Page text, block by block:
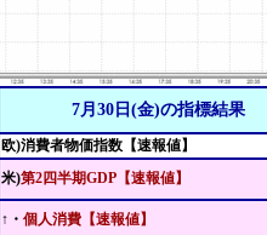
7月30日(金)の指標結果
欧)消費者物価指数【速報値】
米)第2四半期GDP【速報値】
↑・ 個人消費【速報値】